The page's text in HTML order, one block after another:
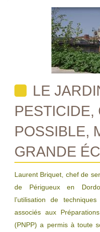
LE
PESTICIDE,
POSSIBLE,
GRANDE
Laurent Briquet, chef de
de Périgueux en
l’utilisation de
associés aux
(PNPP) a permis à toute